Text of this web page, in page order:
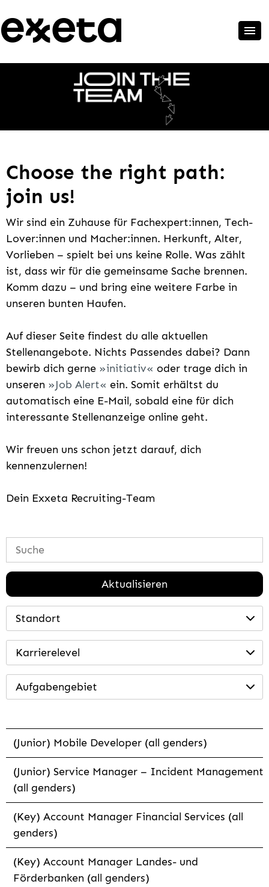
Choose the right path:
join us!
Wir sind ein Zuhause für Fachexpert:innen, Tech-
Lover:innen und Macher:innen. Herkunft, Alter,
Vorlieben – spielt bei uns keine Rolle. Was zählt
ist, dass wir für die gemeinsame Sache brennen.
Komm dazu – und bring eine weitere Farbe in
unseren bunten Haufen.
Auf dieser Seite findest du alle aktuellen
Stellenangebote. Nichts Passendes dabei? Dann
bewirb dich gerne
initiativ
oder trage dich in
unseren
Job Alert
ein. Somit erhältst du
automatisch eine E-Mail, sobald eine für dich
interessante Stellenanzeige online geht.
Wir freuen uns schon jetzt darauf, dich
kennenzulernen!
Dein Exxeta Recruiting-Team
Aktualisieren
Standort
Karrierelevel
Aufgabengebiet
(Junior) Mobile Developer (all genders)
(Junior) Service Manager – Incident Management
(all genders)
(Key) Account Manager Financial Services (all
genders)
(Key) Account Manager Landes- und
Förderbanken (all genders)